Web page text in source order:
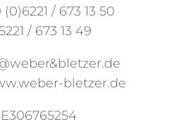
/ 673 13 50
/ 673 13 49
bletzer.de